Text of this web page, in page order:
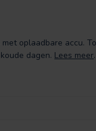
oplaadbare accu.
dagen. Lees meer.